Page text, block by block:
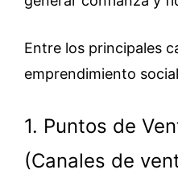
Entre los principales
emprendimiento social
1. Puntos de
(Canales de